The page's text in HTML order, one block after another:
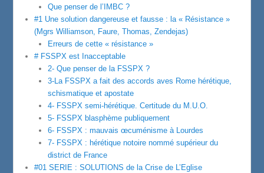
Que penser de l’IMBC ?
#1 Une solution dangereuse et fausse : la « Résistance »
(Mgrs Williamson, Faure, Thomas, Zendejas)
Erreurs de cette « résistance »
# FSSPX est Inacceptable
2- Que penser de la FSSPX ?
3-La FSSPX a fait des accords aves Rome hérétique,
schismatique et apostate
4- FSSPX semi-hérétique. Certitude du M.U.O.
5- FSSPX blasphème publiquement
6- FSSPX : mauvais œcuménisme à Lourdes
7- FSSPX : hérétique notoire nommé supérieur du
district de France
#01 SERIE : SOLUTIONS de la Crise de L’Eglise